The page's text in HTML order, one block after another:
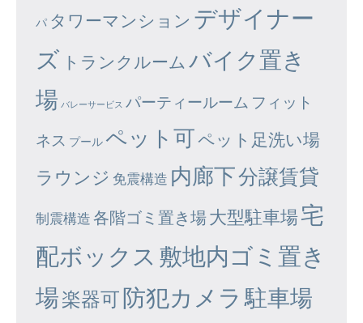
パ タワーマンション デザイナー
ズ トランクルーム バイク置き
場 バレーサービス パーティールーム フィット
ネス プール ペット可ペット足洗い場
ラウンジ 免震構造 内廊下分譲賃貸
制震構造 各階ゴミ置き場大型駐車場宅
配ボックス 敷地内ゴミ置き
場楽器可防犯カメラ 駐車場